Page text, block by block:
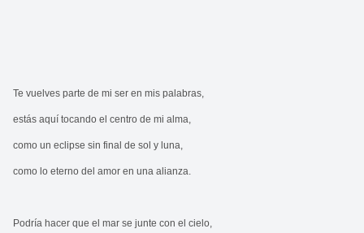
Te vuelves parte de mi ser en mis palabras,
estás aquí tocando el centro de mi alma,
como un eclipse sin final de sol y luna,
como lo eterno del amor en una alianza.
Podría hacer que el mar se junte con el cielo,